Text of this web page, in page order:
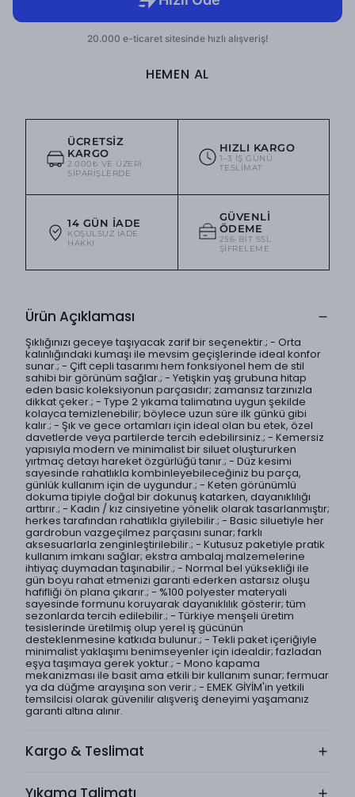
HEMEN AL
ÜCRETSIZ
KARGO
2.000₺ VE ÜZERI
SIPARIŞLERDE
HIZLI KARGO
1–3 IŞ GÜNÜ
TESLIMAT
14 GÜN İADE
KOŞULSUZ IADE
HAKKI
GÜVENLI
ÖDEME
256-BIT SSL
ŞIFRELEME
Ürün Açıklaması
Şıklığınızı geceye taşıyacak zarif bir seçenektir.; - Orta
kalınlığındaki kumaşı ile mevsim geçişlerinde ideal konfor
sunar.; - Çift cepli tasarımı hem fonksiyonel hem de stil
sahibi bir görünüm sağlar.; - Yetişkin yaş grubuna hitap
eden basic koleksiyonun parçasıdır; zamansız tarzınızla
dikkat çeker.; - Type 2 yıkama talimatına uygun şekilde
kolayca temizlenebilir; böylece uzun süre ilk günkü gibi
kalır.; - Şık ve gece ortamları için ideal olan bu etek, özel
davetlerde veya partilerde tercih edebilirsiniz.; - Kemersiz
yapısıyla modern ve minimalist bir siluet oluştururken
yırtmaç detayı hareket özgürlüğü tanır.; - Düz kesimi
sayesinde rahatlıkla kombinleyebileceğiniz bu parça,
günlük kullanım için de uygundur.; - Keten görünümlü
dokuma tipiyle doğal bir dokunuş katarken, dayanıklılığı
arttırır.; - Kadın / kız cinsiyetine yönelik olarak tasarlanmıştır;
herkes tarafından rahatlıkla giyilebilir.; - Basic siluetiyle her
gardrobun vazgeçilmez parçasını sunar; farklı
aksesuarlarla zenginleştirilebilir.; - Kutusuz paketiyle pratik
kullanım imkanı sağlar; ekstra ambalaj malzemelerine
ihtiyaç duymadan taşınabilir.; - Normal bel yüksekliği ile
gün boyu rahat etmenizi garanti ederken astarsız oluşu
hafifliği ön plana çıkarır.; - %100 polyester materyali
sayesinde formunu koruyarak dayanıklılık gösterir; tüm
sezonlarda tercih edilebilir.; - Türkiye menşeli üretim
tesislerinde üretilmiş olup yerel iş gücünün
desteklenmesine katkıda bulunur.; - Tekli paket içeriğiyle
minimalist yaklaşımı benimseyenler için idealdir; fazladan
eşya taşımaya gerek yoktur.; - Mono kapama
mekanizması ile basit ama etkili bir kullanım sunar; fermuar
ya da düğme arayışına son verir.; - EMEK GİYİM'in yetkili
temsilcisi olarak güvenilir alışveriş deneyimi yaşamanız
garanti altına alınır.
Kargo & Teslimat
Yıkama Talimatı